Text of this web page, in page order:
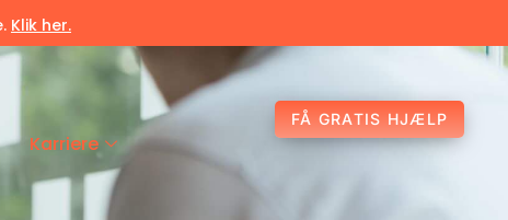
Klik her.
Karriere
FÅ GRATIS HJÆLP